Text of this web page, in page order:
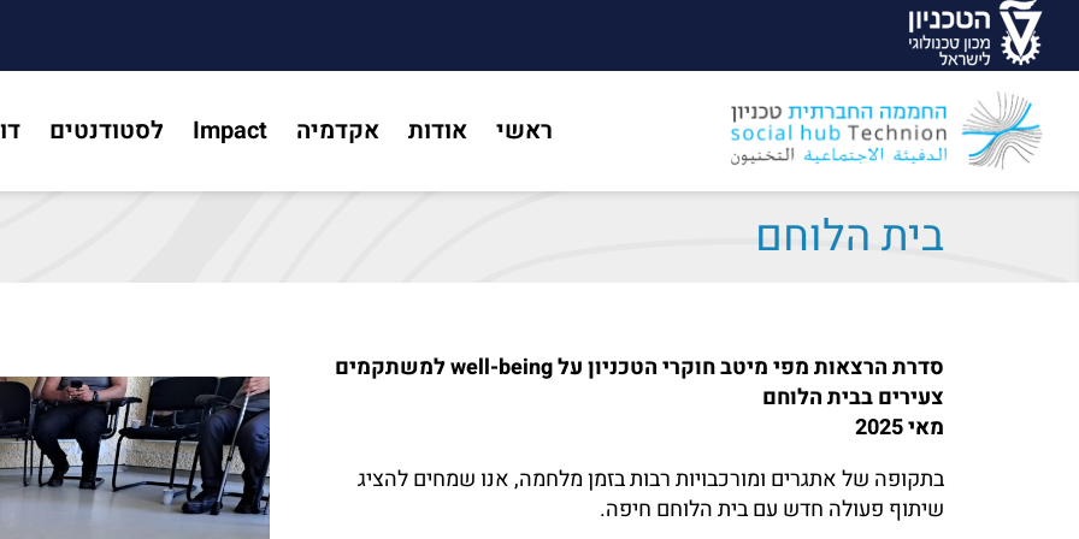
ראשי אודות אקדמיה Impact לסטודנטים
בית הלוחם
סדרת הרצאות מפי מיטב חוקרי הטכניון על
למשתקמים
צעירים בבית הלוחם
מאי 2025
בתקופה של אתגרים ומורכבויות רבות בזמן מלחמה, אנו שמחים להציג
שיתוף פעולה חדש עם בית הלוחם חיפה.